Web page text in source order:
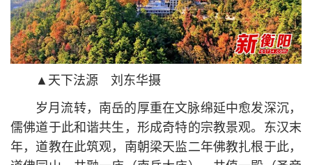
▲天下法源 刘东华摄
岁月流转，南岳的厚重在文脉绵延中愈发深沉，
儒佛道于此和谐共生，形成奇特的宗教景观。东汉末
年，道教在此筑观，南朝梁天监二年佛教扎根于此，